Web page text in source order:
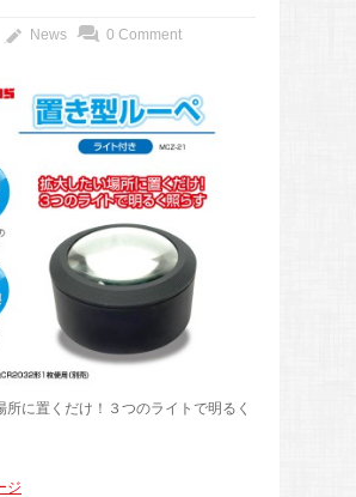
News 0 Comment
所に置くだけ！３つのライトで明るく
ジ